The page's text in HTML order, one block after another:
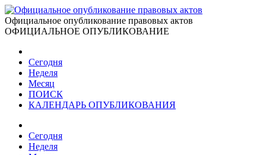
Официальное опубликование правовых актов
ОФИЦИАЛЬНОЕ ОПУБЛИКОВАНИЕ
Сегодня
Неделя
Месяц
ПОИСК
КАЛЕНДАРЬ ОПУБЛИКОВАНИЯ
Сегодня
Неделя